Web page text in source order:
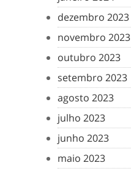
dezembro 2023
novembro 2023
outubro 2023
setembro 2023
agosto 2023
julho 2023
junho 2023
maio 2023